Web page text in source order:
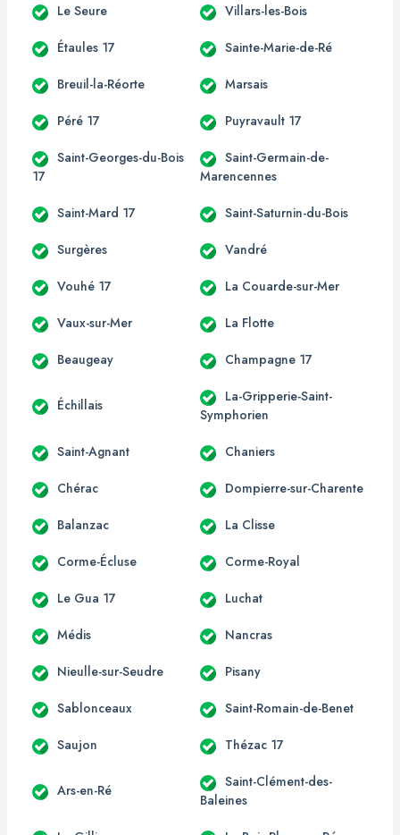
Le Seure Villars-les-Bois
Étaules 17 Sainte-Marie-de-Ré
Breuil-la-Réorte Marsais
Péré 17 Puyravault 17
Saint-Georges-du-Bois
17
Saint-Germain-de-
Marencennes
Saint-Mard 17 Saint-Saturnin-du-Bois
Surgères Vandré
Vouhé 17 La Couarde-sur-Mer
Vaux-sur-Mer La Flotte
Beaugeay Champagne 17
Échillais
La-Gripperie-Saint-
Symphorien
Saint-Agnant Chaniers
Chérac Dompierre-sur-Charente
Balanzac La Clisse
Corme-Écluse Corme-Royal
Le Gua 17 Luchat
Médis Nancras
Nieulle-sur-Seudre Pisany
Sablonceaux Saint-Romain-de-Benet
Saujon Thézac 17
Ars-en-Ré
Saint-Clément-des-
Baleines